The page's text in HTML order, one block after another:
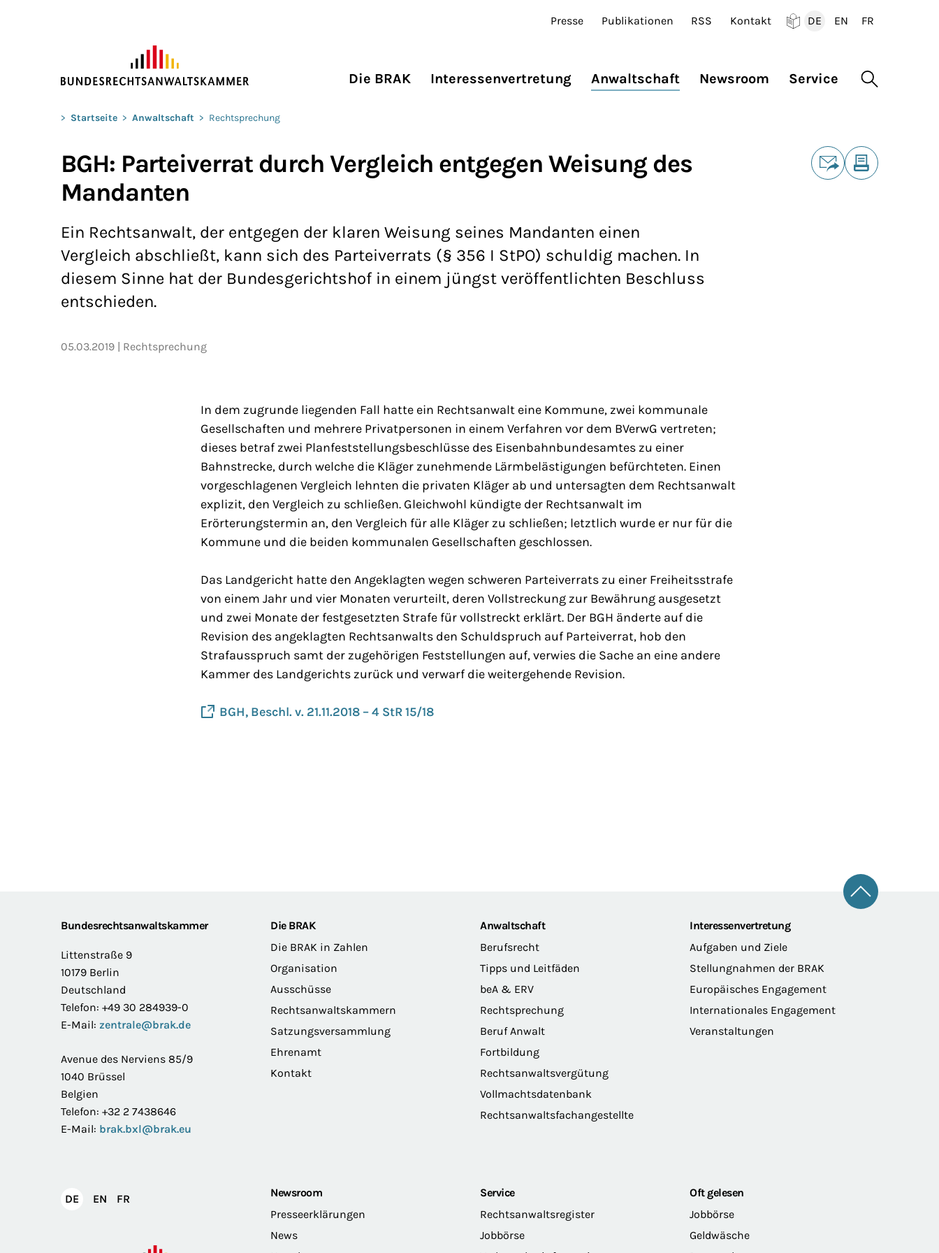
Presse Publikationen RSS Kontakt
DE
EN
FR
Die BRAK Interessenvertretung Anwaltschaft Newsroom Service Suche
Sie befinden sich hier:
> Startseite > Anwaltschaft > Rechtsprechung
BGH: Parteiverrat durch Vergleich entgegen Weisung des
Mandanten
Ein Rechtsanwalt, der entgegen der klaren Weisung seines Mandanten einen
Vergleich abschließt, kann sich des Parteiverrats (§ 356 I StPO) schuldig machen. In
diesem Sinne hat der Bundesgerichtshof in einem jüngst veröffentlichten Beschluss
entschieden.
05.03.2019 Rechtsprechung
In dem zugrunde liegenden Fall hatte ein Rechtsanwalt eine Kommune, zwei kommunale
Gesellschaften und mehrere Privatpersonen in einem Verfahren vor dem BVerwG vertreten;
dieses betraf zwei Planfeststellungsbeschlüsse des Eisenbahnbundesamtes zu einer
Bahnstrecke, durch welche die Kläger zunehmende Lärmbelästigungen befürchteten. Einen
vorgeschlagenen Vergleich lehnten die privaten Kläger ab und untersagten dem Rechtsanwalt
explizit, den Vergleich zu schließen. Gleichwohl kündigte der Rechtsanwalt im
Erörterungstermin an, den Vergleich für alle Kläger zu schließen; letztlich wurde er nur für die
Kommune und die beiden kommunalen Gesellschaften geschlossen.
Das Landgericht hatte den Angeklagten wegen schweren Parteiverrats zu einer Freiheitsstrafe
von einem Jahr und vier Monaten verurteilt, deren Vollstreckung zur Bewährung ausgesetzt
und zwei Monate der festgesetzten Strafe für vollstreckt erklärt. Der BGH änderte auf die
Revision des angeklagten Rechtsanwalts den Schuldspruch auf Parteiverrat, hob den
Strafausspruch samt der zugehörigen Feststellungen auf, verwies die Sache an eine andere
Kammer des Landgerichts zurück und verwarf die weitergehende Revision.
BGH, Beschl. v. 21.11.2018 – 4 StR 15/18
Footer
Zum
Bundesrechtsanwaltskammer
Littenstraße 9
10179 Berlin
Deutschland
Telefon: +49 30 284939-0
E-Mail: zentrale@brak.de
Avenue des Nerviens 85/9
1040 Brüssel
Belgien
Telefon: +32 2 7438646
E-Mail: brak.bxl@brak.eu
Die BRAK
Die BRAK in Zahlen
Organisation
Ausschüsse
Rechtsanwaltskammern
Satzungsversammlung
Ehrenamt
Kontakt
Anwaltschaft
Berufsrecht
Tipps und Leitfäden
beA & ERV
Rechtsprechung
Beruf Anwalt
Fortbildung
Rechtsanwaltsvergütung
Vollmachtsdatenbank
Rechtsanwaltsfachangestellte
Interessenvertretung
Aufgaben und Ziele
Stellungnahmen der BRAK
Europäisches Engagement
Internationales Engagement
Veranstaltungen
DEDeutsch
EN English
FR
Newsroom
Presseerklärungen
News
Service
Rechtsanwaltsregister
Jobbörse
Oft gelesen
Jobbörse
Geldwäsche